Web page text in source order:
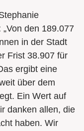
den 189.077
in der Stadt
Frist 38.907 für
ergibt eine
über dem
Ein Wert auf
danken allen, die
haben. Wir